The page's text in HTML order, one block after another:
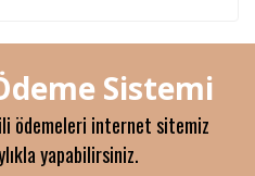
Sistemi
ödemeleri internet sitemiz
yapabilirsiniz.